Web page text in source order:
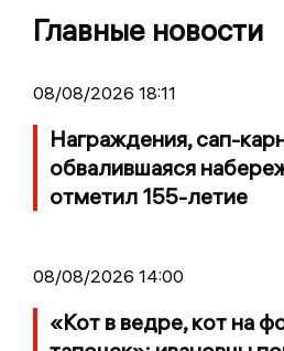
Главные новости
08/08/2026 18:11
Награждения, сап-
обвалившаяся
отметил 155-летие
08/08/2026 14:00
«Кот в ведре, кот на